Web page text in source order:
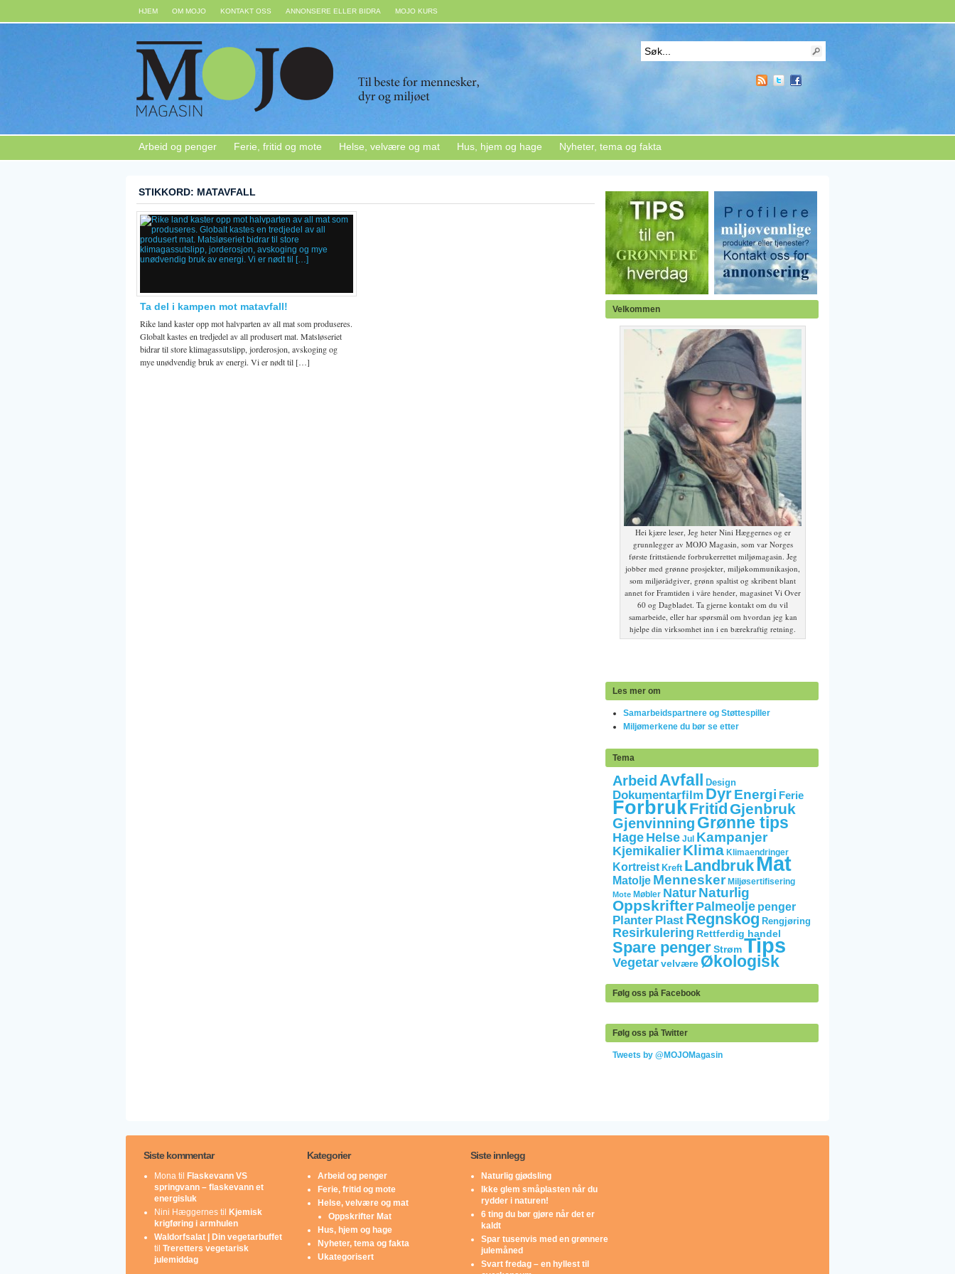
HJEM OM MOJO KONTAKT OSS ANNONSERE ELLER BIDRA MOJO KURS
Arbeid og penger Ferie, fritid og mote Helse, velvære og mat Hus, hjem og hage Nyheter, tema og fakta
STIKKORD: MATAVFALL
Ta del i kampen mot matavfall!
Rike land kaster opp mot halvparten av all mat som produseres.
Globalt kastes en tredjedel av all produsert mat. Matsløseriet
bidrar til store klimagassutslipp, jorderosjon, avskoging og
mye unødvendig bruk av energi. Vi er nødt til […]
Velkommen
Hei kjære leser, Jeg heter Nini Hæggernes og er
grunnlegger av MOJO Magasin, som var Norges
første frittstående forbrukerrettet miljømagasin. Jeg
jobber med grønne prosjekter, miljøkommunikasjon,
som miljørådgiver, grønn spaltist og skribent blant
annet for Framtiden i våre hender, magasinet Vi Over
60 og Dagbladet. Ta gjerne kontakt om du vil
samarbeide, eller har spørsmål om hvordan jeg kan
hjelpe din virksomhet inn i en bærekraftig retning.
Les mer om
Samarbeidspartnere og Støttespiller
Miljømerkene du bør se etter
Tema
Arbeid Avfall Design
Dokumentarfilm DyrEnergi Ferie
ForbrukFritidGjenbruk
Gjenvinning Grønne tips
Hage Helse Jul Kampanjer
KjemikalierKlima Klimaendringer
Kortreist Kreft LandbrukMat
Matolje Mennesker Miljøsertifisering
Mote Møbler Natur Naturlig
Oppskrifter Palmeolje penger
Planter Plast Regnskog Rengjøring
Resirkulering Rettferdig handel
Spare pengerStrømTips
Vegetar velvære Økologisk
Følg oss på Facebook
Følg oss på Twitter
Tweets by @MOJOMagasin
Siste kommentar
Mona til Flaskevann VS
springvann – flaskevann et
energisluk
Nini Hæggernes til Kjemisk
krigføring i armhulen
Waldorfsalat | Din vegetarbuffet
til Treretters vegetarisk
julemiddag
Kategorier
Arbeid og penger
Ferie, fritid og mote
Helse, velvære og mat
Oppskrifter Mat
Hus, hjem og hage
Nyheter, tema og fakta
Ukategorisert
Siste innlegg
Naturlig gjødsling
Ikke glem småplasten når du
rydder i naturen!
6 ting du bør gjøre når det er
kaldt
Spar tusenvis med en grønnere
julemåned
Svart fredag – en hyllest til